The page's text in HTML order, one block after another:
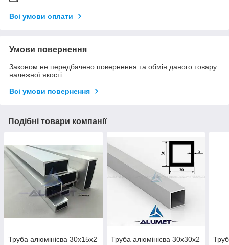
Всі умови оплати
Умови повернення
Законом не передбачено повернення та обмін даного товару
належної якості
Всі умови повернення
Подібні товари компанії
Труба алюмінієва 30х15х2
Труба алюмінієва 30х30х2